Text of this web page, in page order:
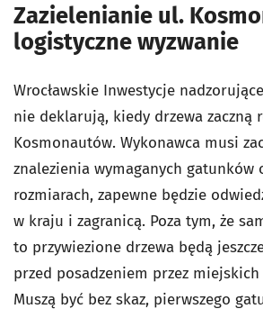
Zazielenianie ul.
logistyczne wyzwanie
Wrocławskie Inwestycje
nie deklarują, kiedy drzewa zaczną
Kosmonautów. Wykonawca musi
znalezienia wymaganych gatunków
rozmiarach, zapewne będzie
w kraju i zagranicą. Poza tym, że
to przywiezione drzewa będą
przed posadzeniem przez
Muszą być bez skaz, pierwszego